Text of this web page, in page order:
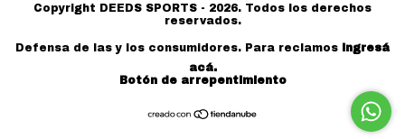
Copyright DEEDS SPORTS - 2026. Todos los derechos
reservados.
Defensa de las y los consumidores. Para reclamos ingresá
acá.
Botón de arrepentimiento